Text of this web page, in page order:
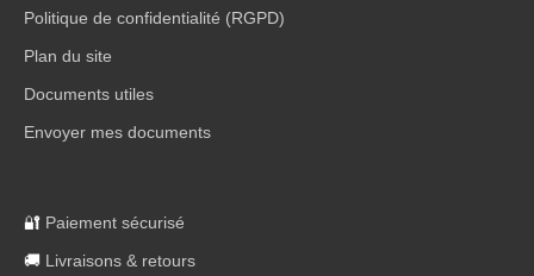
Politique de confidentialité (RGPD)
Plan du site
Documents utiles
Envoyer mes documents
🔐 Paiement sécurisé
🚚 Livraisons & retours